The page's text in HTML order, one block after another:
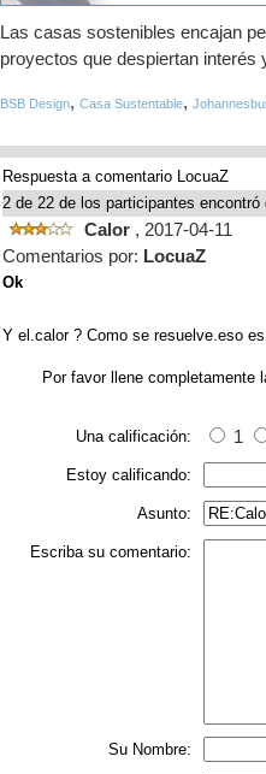
Las casas sostenibles encajan
proyectos que despiertan interés
BSB Design, Casa Sustentable,
Respuesta a comentario LocuaZ
2 de 22 de los participantes
Calor , 2017-04-11
Comentarios por: LocuaZ
Ok
Y el.calor ? Como se resuelve.eso
Por favor llene completamente
Una calificación: 1
Estoy calificando:
Asunto:
Escriba su comentario:
Su Nombre: